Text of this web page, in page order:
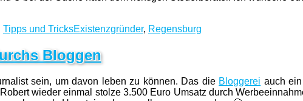
Tipps und TricksSchlagwörter
Existenzgründer, Regensburg
Bloggen
sein, um davon leben zu können. Das die Bloggerei auch
wieder einmal stolze 3.500 Euro Umsatz durch